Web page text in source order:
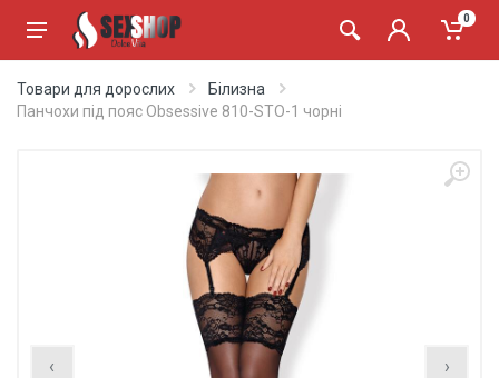
0
Товари для дорослих
Білизна
Панчохи під пояс Obsessive 810-STO-1 чорні
‹ ›